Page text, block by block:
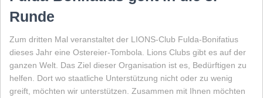
Runde
Zum dritten Mal veranstaltet der LIONS-Club Fulda-Bonifatius
dieses Jahr eine Ostereier-Tombola. Lions Clubs gibt es auf der
ganzen Welt. Das Ziel dieser Organisation ist es, Bedürftigen zu
helfen. Dort wo staatliche Unterstützung nicht oder zu wenig
greift, möchten wir unterstützen. Zusammen mit Ihnen möchten